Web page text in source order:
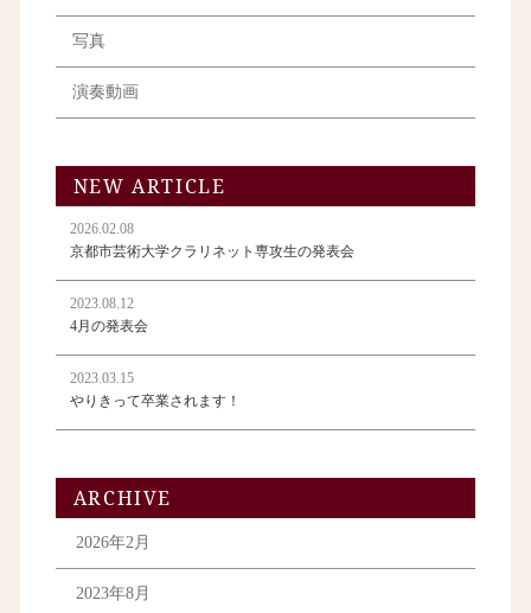
写真
演奏動画
NEW ARTICLE
2026.02.08
京都市芸術大学クラリネット専攻生の発表会
2023.08.12
4月の発表会
2023.03.15
やりきって卒業されます！
ARCHIVE
2026年2月
2023年8月